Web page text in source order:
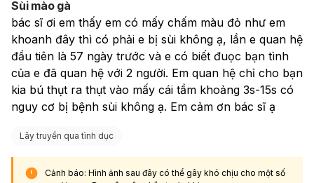
Sùi mào gà
bác sĩ ơi em thấy em có mấy chấm màu đỏ như em
khoanh đây thì có phải e bị sùi không ạ, lần e quan hệ
đầu tiên là 57 ngày trước và e có biết đuọc bạn tình
của e đã quan hệ với 2 người. Em quan hệ chỉ cho bạn
kia bú thụt ra thụt vào mấy cái tầm khoảng 3s-15s có
nguy cơ bị bệnh sùi không ạ. Em cảm ơn bác sĩ ạ
Lây truyền qua tình dục
Cảnh báo: Hình ảnh sau đây có thể gây khó chịu cho một số